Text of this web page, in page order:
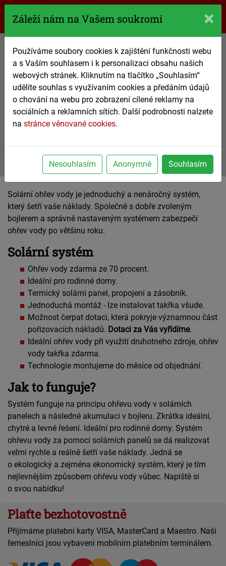
770 61 61 61
Solární systém ohřevu
vody
od mistrů svého řemesla
770 61 61 61
nezávazná poptávka
Solární ohřev vody je jednoduchý a nenáročný systém,
který šetří vaše náklady. Společně s dobře zvoleným
bojlerem a správně nastaveným systémem zabezpečí
ohřev vody po většinu roku.
Solární systém
Ohřev vody zdarma ze 70 procent.
Ideální pro rodinné domy.
Termický solárni panel, propojení a zásobnik.
Jednoduchá montáž - lze instalovat takřka všude.
Možnost čerpat dotaci, která pokryje významnou část
pořizovacích nákladů. Dotaci za Vás vyřídíme.
Ideální ohřev vody při využití druhotneho zdroje, ohřev
vody takřka zdarma.
Technologie montujeme do měsíce od objednání.
Jak to funguje?
Systém funguje na principu ohřevu vody v solárních
panelech a následné akumulaci v bojleru. Zkrátka ideální,
chytré a levné řešení. Ideální pro rodinné domy. Systém
ohřevu vody za pomocí solárních panelů se dá realizovat
velmi rychle a reálně šetří vaše náklady. Jedná se
o ekologický a zejména ekonomický systém, který je tím
nejlevnějším způsobem ohřevu vody vůbec. Napiště si
o svou nabídku!
Plaťte bezhotovostně
Přijímáme platební karty VISA, MasterCard a Maestro. Naši
řemeslníci jsou vybaveni mobilním platebním terminálem.
Záleží nám na Vašem soukromí
Používáme soubory cookies k zajištění funkčnosti webu
a s Vaším souhlasem i k personalizaci obsahu našich
webových stránek. Kliknutím na tlačítko „Souhlasím“
udělíte souhlas s využívaním cookies a předáním údajů
o chování na webu pro zobrazení cílené reklamy na
sociálních a reklamních sítích. Další podrobnosti nalzete
na stránce věnované cookies.
Nesouhlasím Anonymně Souhlasím